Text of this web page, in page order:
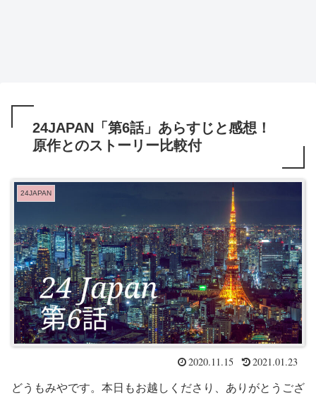
24JAPAN「第6話」あらすじと感想！
原作とのストーリー比較付
24JAPAN
2020.11.15 2021.01.23
どうもみやです。本日もお越しくださり、ありがとうござ